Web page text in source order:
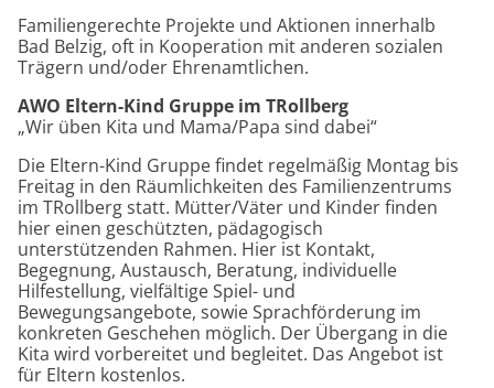
Familiengerechte Projekte und Aktionen innerhalb
Bad Belzig, oft in Kooperation mit anderen sozialen
Trägern und/oder Ehrenamtlichen.
AWO Eltern-Kind Gruppe im TRollberg
„Wir üben Kita und Mama/Papa sind dabei“
Die Eltern-Kind Gruppe findet regelmäßig Montag bis
Freitag in den Räumlichkeiten des Familienzentrums
im TRollberg statt. Mütter/Väter und Kinder finden
hier einen geschützten, pädagogisch
unterstützenden Rahmen. Hier ist Kontakt,
Begegnung, Austausch, Beratung, individuelle
Hilfestellung, vielfältige Spiel- und
Bewegungsangebote, sowie Sprachförderung im
konkreten Geschehen möglich. Der Übergang in die
Kita wird vorbereitet und begleitet. Das Angebot ist
für Eltern kostenlos.